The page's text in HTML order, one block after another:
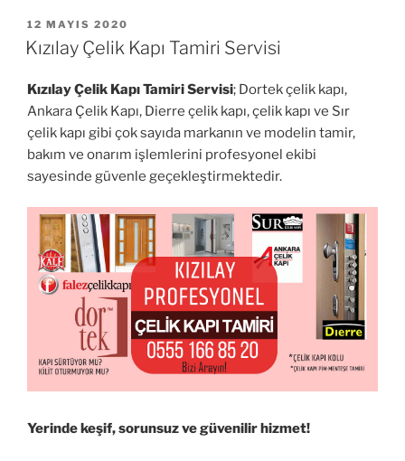
YAYIM
TARIHI
12 MAYIS 2020
Kızılay Çelik Kapı Tamiri Servisi
Kızılay Çelik Kapı Tamiri Servisi; Dortek çelik kapı,
Ankara Çelik Kapı, Dierre çelik kapı, çelik kapı ve Sır
çelik kapı gibi çok sayıda markanın ve modelin tamir,
bakım ve onarım işlemlerini profesyonel ekibi
sayesinde güvenle geçekleştirmektedir.
Yerinde keşif, sorunsuz ve güvenilir hizmet!